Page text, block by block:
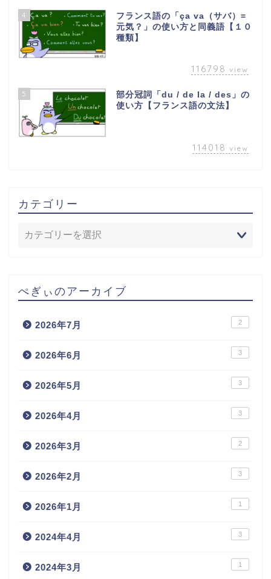
4
フランス語の「ça va（サバ）=
元気？」の使い方と同義語【１０
種類】
116798 view
5
部分冠詞「du / de la / des」の
使い方【フランス語の文法】
114018 view
カテゴリー
ぺぎぃのアーカイブ
2026年7月 2
2026年6月 3
2026年5月 3
2026年4月 3
2026年3月 2
2026年2月 3
2026年1月 1
2024年4月 3
2024年3月 1